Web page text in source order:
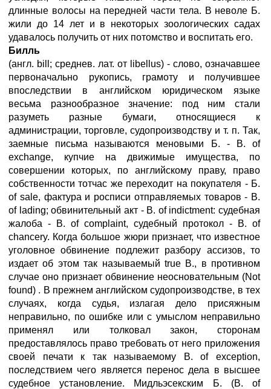
длинные волосы на передней части тела. В неволе Б.
жили до 14 лет и в некоторых зоологических садах
удавалось получить от них потомство и воспитать его.
Билль
(англ. bill; среднев. лат. от libellus) - слово, означавшее
первоначально рукопись, грамоту и получившее
впоследствии в английском юридическом языке
весьма разнообразное значение: под ним стали
разуметь разные бумаги, относящиеся к
администрации, торговле, судопроизводству и т. п. Так,
заемные письма называются меновыми Б. - В. of
exchange, купчие на движимые имущества, по
совершении которых, по английскому праву, право
собственности тотчас же переходит на покупателя - Б.
of sale, фактура и росписи отправляемых товаров - В.
of lading; обвинительный акт - В. of indictment: судебная
жалоба - В. of complaint, судебный протокол - В. of
chancery. Когда большое жюри признает, что известное
уголовное обвинение подлежит разбору ассизов, то
издает об этом так называемый true В., в противном
случае оно признает обвинение неосновательным (Not
found) . В прежнем английском судопроизводстве, в тех
случаях, когда судья, излагая дело присяжным
неправильно, по ошибке или с умыслом неправильно
применял или толковал закон, сторонам
предоставлялось право требовать от него приложения
своей печати к так называемому В. of exception,
последствием чего является перенос дела в высшее
судебное установление. Мидльэсекским Б. (В. of